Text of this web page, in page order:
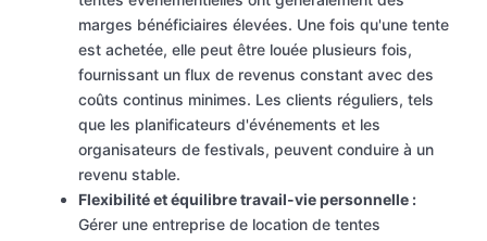
marges bénéficiaires élevées. Une fois qu'une tente
est achetée, elle peut être louée plusieurs fois,
fournissant un flux de revenus constant avec des
coûts continus minimes. Les clients réguliers, tels
que les planificateurs d'événements et les
organisateurs de festivals, peuvent conduire à un
revenu stable.
Flexibilité et équilibre travail-vie personnelle :
Gérer une entreprise de location de tentes